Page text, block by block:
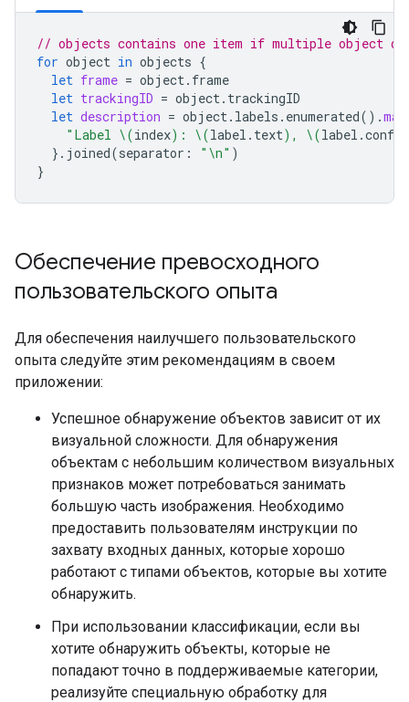
// objects contains one item if multiple object
for object in objects {
let frame = object. frame
let trackingID = object. trackingID
let description = object. labels . enumerated().map
"Label \(index) : \(label . text) , \(label .
}. joined(separator : " \n" )
}
Обеспечение превосходного
пользовательского опыта
Для обеспечения наилучшего пользовательского
опыта следуйте этим рекомендациям в своем
приложении:
Успешное обнаружение объектов зависит от их
визуальной сложности. Для обнаружения
объектам с небольшим количеством визуальных
признаков может потребоваться занимать
большую часть изображения. Необходимо
предоставить пользователям инструкции по
захвату входных данных, которые хорошо
работают с типами объектов, которые вы хотите
обнаружить.
При использовании классификации, если вы
хотите обнаружить объекты, которые не
попадают точно в поддерживаемые категории,
реализуйте специальную обработку для